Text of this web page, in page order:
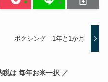
ボクシング 1年と1か月
は 毎年お米一択 ／